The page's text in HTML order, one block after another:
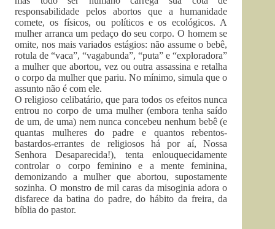
responsabilidade pelos abortos que a humanidade
comete, os físicos, ou políticos e os ecológicos. A
mulher arranca um pedaço do seu corpo. O homem se
omite, nos mais variados estágios: não assume o bebê,
rotula de “vaca”, “vagabunda”, “puta” e “exploradora”
a mulher que abortou, vez ou outra assassina e retalha
o corpo da mulher que pariu. No mínimo, simula que o
assunto não é com ele.
O religioso celibatário, que para todos os efeitos nunca
entrou no corpo de uma mulher (embora tenha saído
de um, de uma) nem nunca concebeu nenhum bebê (e
quantas mulheres do padre e quantos rebentos-
bastardos-errantes de religiosos há por aí, Nossa
Senhora Desaparecida!), tenta enlouquecidamente
controlar o corpo feminino e a mente feminina,
demonizando a mulher que abortou, supostamente
sozinha. O monstro de mil caras da misoginia adora o
disfarece da batina do padre, do hábito da freira, da
bíblia do pastor.